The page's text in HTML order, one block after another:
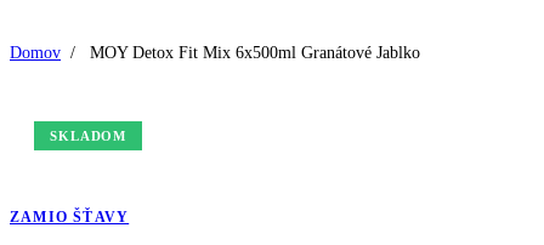
Domov / MOY Detox Fit Mix 6x500ml Granátové Jablko
SKLADOM
ZAMIO ŠŤAVY